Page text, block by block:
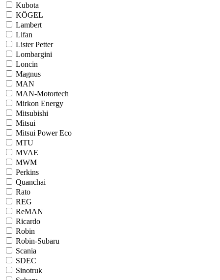
Kubota
KÖGEL
Lambert
Lifan
Lister Petter
Lombargini
Loncin
Magnus
MAN
MAN-Motortech
Mirkon Energy
Mitsubishi
Mitsui
Mitsui Power Eco
MTU
MVAE
MWM
Perkins
Quanchai
Rato
REG
ReMAN
Ricardo
Robin
Robin-Subaru
Scania
SDEC
Sinotruk